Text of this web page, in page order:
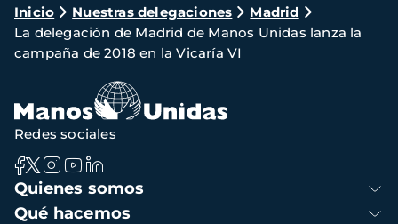
Ruta
de
navegación
Inicio Nuestras delegaciones
Madrid
La delegación de Madrid de Manos Unidas lanza la
campaña de 2018 en la Vicaría VI
Navegación
principal
Quienes somos
Qué hacemos
Redes sociales